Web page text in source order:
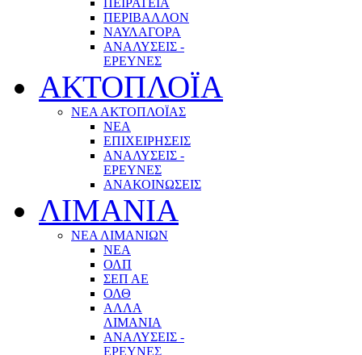
ΠΕΡΙΒΑΛΛΟΝ
ΝΑΥΛΑΓΟΡΑ
ΑΝΑΛΥΣΕΙΣ -
ΕΡΕΥΝΕΣ
ΑΚΤΟΠΛΟΪΑ
ΝΕΑ ΑΚΤΟΠΛΟΪΑΣ
ΝΕΑ
ΕΠΙΧΕΙΡΗΣΕΙΣ
ΑΝΑΛΥΣΕΙΣ -
ΕΡΕΥΝΕΣ
ΑΝΑΚΟΙΝΩΣΕΙΣ
ΛΙΜΑΝΙΑ
ΝΕΑ ΛΙΜΑΝΙΩΝ
ΝΕΑ
ΟΛΠ
ΣΕΠ ΑΕ
ΟΛΘ
ΑΛΛΑ
ΛΙΜΑΝΙΑ
ΑΝΑΛΥΣΕΙΣ -
ΕΡΕΥΝΕΣ